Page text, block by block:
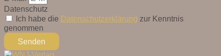
Datenschutz
Ich habe die Datenschutzerklärung zur Kenntnis
genommen
Senden